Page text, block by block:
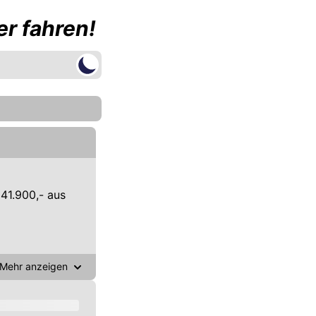
fahren!
aus
Mehr anzeigen